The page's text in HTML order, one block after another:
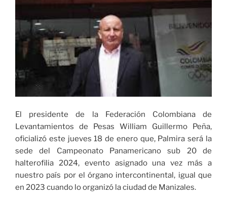
Panamericano
Suramericano
2024»
El presidente de la Federación Colombiana de
Levantamientos de Pesas William Guillermo Peña,
oficializó este jueves 18 de enero que, Palmira será la
sede del Campeonato Panamericano sub 20 de
halterofilia 2024, evento asignado una vez más a
nuestro país por el órgano intercontinental, igual que
en 2023 cuando lo organizó la ciudad de Manizales.